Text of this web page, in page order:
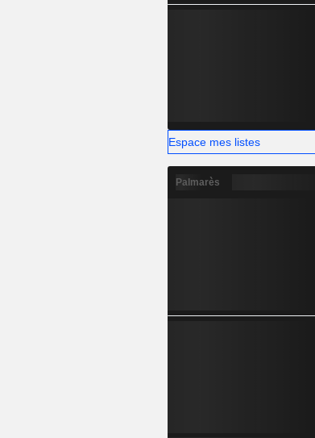
Espace mes listes
Palmarès